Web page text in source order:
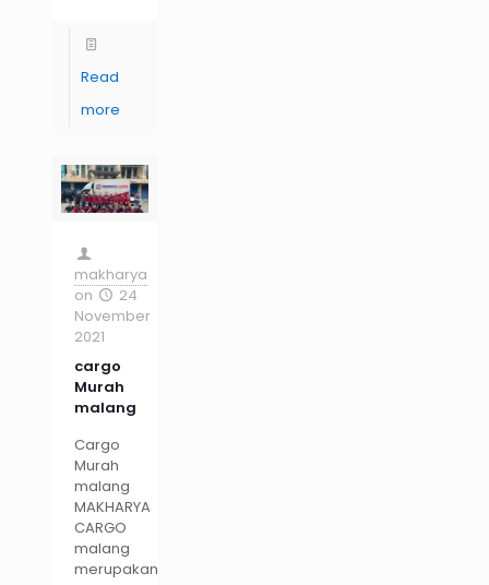
Read
more
makharya
on
24
November
2021
cargo
Murah
malang
Cargo
Murah
malang
MAKHARYA
CARGO
malang
merupakan